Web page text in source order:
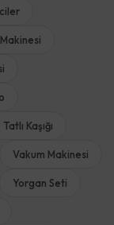
Tatlı Kaşığı
Vakum Makinesi
Yorgan Seti